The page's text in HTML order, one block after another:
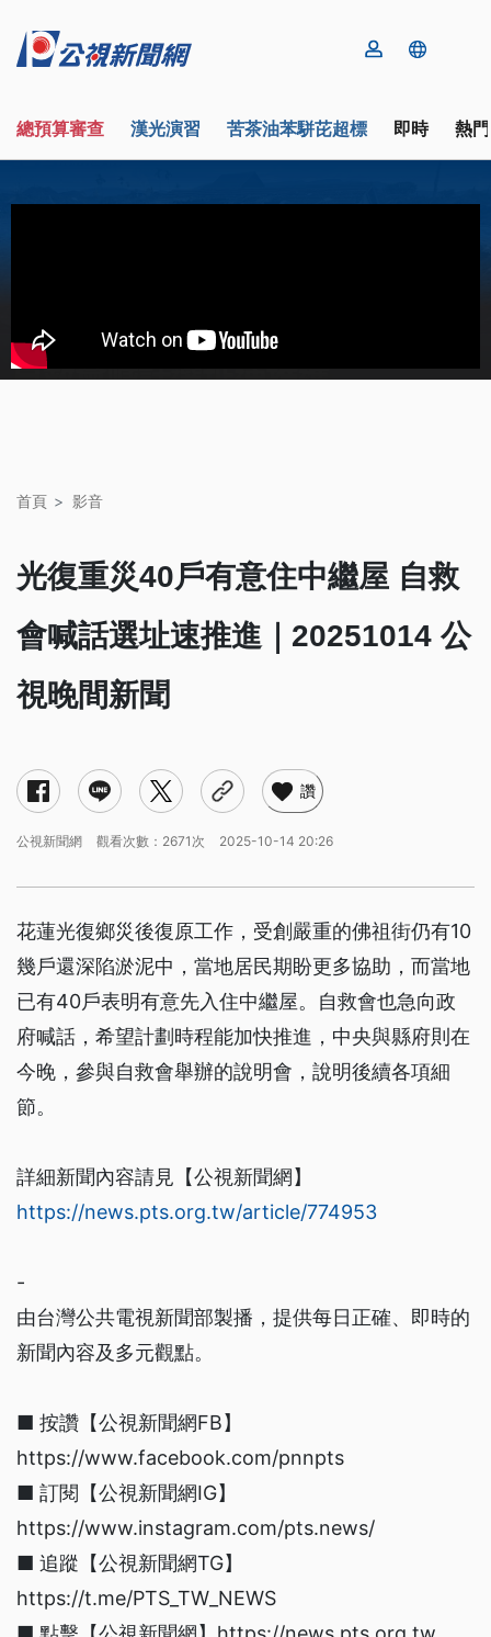
總預算審查 漢光演習 苦茶油苯駢芘超標 即時 熱
首頁 影音
光復重災40戶有意住中繼屋 自救
會喊話選址速推進｜20251014 公
視晚間新聞
讚
公視新聞網 觀看次數：2671次 2025-10-14 20:26
花蓮光復鄉災後復原工作，受創嚴重的佛祖街仍有10
幾戶還深陷淤泥中，當地居民期盼更多協助，而當地
已有40戶表明有意先入住中繼屋。自救會也急向政
府喊話，希望計劃時程能加快推進，中央與縣府則在
今晚，參與自救會舉辦的說明會，說明後續各項細
節。
詳細新聞內容請見【公視新聞網】
https://news.pts.org.tw/article/774953
-
由台灣公共電視新聞部製播，提供每日正確、即時的
新聞內容及多元觀點。
■ 按讚【公視新聞網FB】
https://www.facebook.com/pnnpts
■ 訂閱【公視新聞網IG】
https://www.instagram.com/pts.news/
■ 追蹤【公視新聞網TG】
https://t.me/PTS_TW_NEWS